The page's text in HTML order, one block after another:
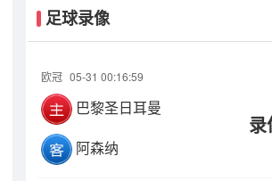
足球录像
欧冠 05-31 00:16:59
巴黎圣日耳曼
阿森纳
录